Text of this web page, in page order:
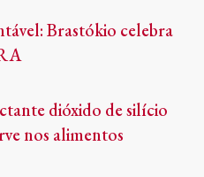
Brastókio celebra
dióxido de silício
nos alimentos